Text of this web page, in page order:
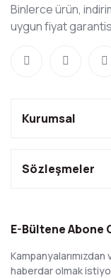
Binlerce ürün,
uygun fiyat
Kurumsal
Sözleşmeler
E-Bültene Abone
haberdar olmak